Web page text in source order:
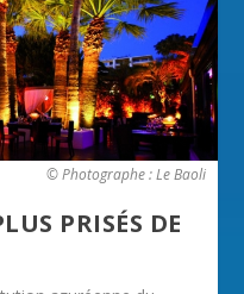
© Photographe : Le Baoli
PRISÉS DE